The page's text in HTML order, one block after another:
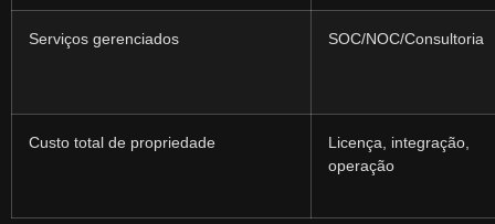
Serviços gerenciados SOC/NOC/Consultoria
Custo total de propriedade
Licença, integração,
operação